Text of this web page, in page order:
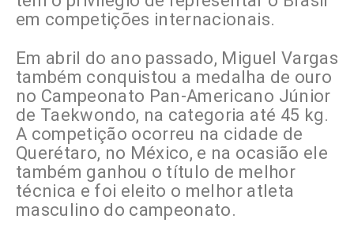
em competições internacionais.
Em abril do ano passado, Miguel Vargas
também conquistou a medalha de ouro
no Campeonato Pan-Americano Júnior
de Taekwondo, na categoria até 45 kg.
A competição ocorreu na cidade de
Querétaro, no México, e na ocasião ele
também ganhou o título de melhor
técnica e foi eleito o melhor atleta
masculino do campeonato.